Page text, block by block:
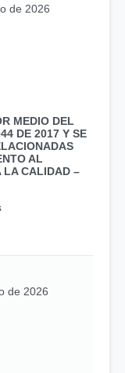
de 2026
MEDIO DEL
DE 2017 Y SE
AL
LA CALIDAD –
de 2026